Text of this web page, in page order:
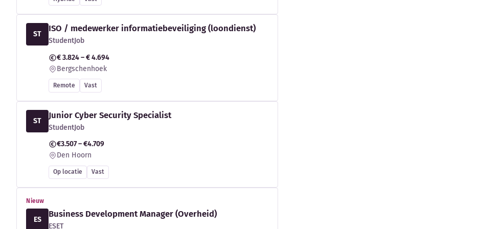
ST
ISO / medewerker informatiebeveiliging (loondienst)
StudentJob
€ 3.824 – € 4.694
Bergschenhoek
Remote Vast
ST
Junior Cyber Security Specialist
StudentJob
€3.507 – €4.709
Den Hoorn
Op locatie Vast
Nieuw
ES
Business Development Manager (Overheid)
ESET